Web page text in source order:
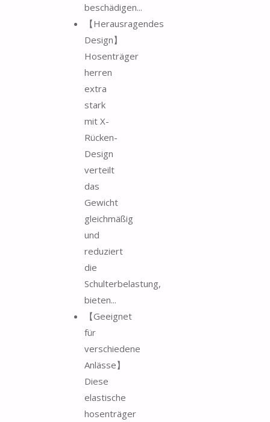
beschädigen...
【Herausragendes
Design】
Hosenträger
herren
extra
stark
mit X-
Rücken-
Design
verteilt
das
Gewicht
gleichmäßig
und
reduziert
die
Schulterbelastung,
bieten...
【Geeignet
für
verschiedene
Anlässe】
Diese
elastische
hosenträger